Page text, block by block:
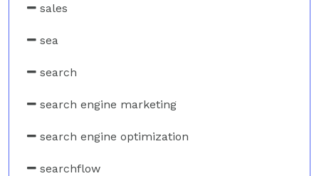
sales
sea
search
search engine marketing
search engine optimization
searchflow